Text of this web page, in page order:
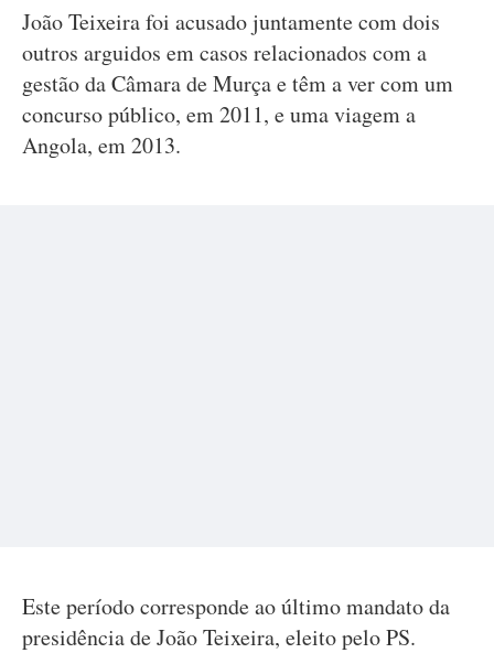
João Teixeira foi acusado juntamente com dois
outros arguidos em casos relacionados com a
gestão da Câmara de Murça e têm a ver com um
concurso público, em 2011, e uma viagem a
Angola, em 2013.
Este período corresponde ao último mandato da
presidência de João Teixeira, eleito pelo PS.